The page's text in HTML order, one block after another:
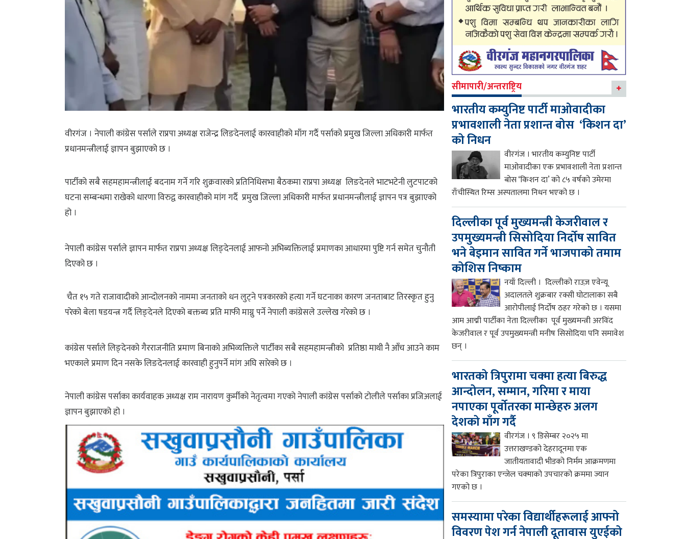
वीरगंज । नेपाली कांग्रेस पर्साले राप्रपा अध्यक्ष राजेन्द्र लिङदेनलाई कारवाहीको माँग गर्दै पर्साको प्रमुख जिल्ला अधिकारी मार्फत
प्रधानमन्त्रीलाई ज्ञापन बुझाएको छ ।
पार्टीको सबै सहमहामन्त्रीलाई बदनाम गर्ने गरि शुक्रवारको प्रतिनिधिसभा बैठकमा राप्रपा अध्यक्ष लिङदेनले भाटभटेनी लुटपाटको
घटना सम्बन्धमा राखेको धारणा विरुद्व कारवाहीको मांग गर्दै प्रमुख जिल्ला अधिकारी मार्फत प्रधानमन्त्रीलाई ज्ञापन पत्र बुझाएको
हो ।
नेपाली कांग्रेस पर्साले ज्ञापन मार्फत राप्रपा अध्यक्ष लिङ्देनलाई आफनो अभिब्यक्तिलाई प्रमाणका आधारमा पुष्टि गर्न समेत चुनौती
दिएको छ ।
चैत १५ गते राजावादीको आन्दोलनको नाममा जनताको धन लुट्ने पत्रकारको हत्या गर्ने घटनाका कारण जनताबाट तिरस्कृत हुनु
परेको बेला षडयन्त्र गर्दै लिङ्देनले दिएको बक्तब्य प्रति माफी माग्नु पर्ने नेपाली कांग्रेसले उल्लेख गरेको छ ।
कांग्रेस पर्साले लिङ्देनको गैरराजनीति प्रमाण बिनाको अभिव्यक्तिले पार्टीका सबै सहमहामन्त्रीको प्रतिष्ठा माथी नै आँच आउने काम
भएकाले प्रमाण दिन नसके लिङदेनलाई कारवाही हुनुपर्ने मांग अघि सारेको छ ।
नेपाली कांग्रेस पर्साका कार्यवाहक अध्यक्ष राम नारायण कुर्मीको नेतृत्वमा गएको नेपाली कांग्रेस पर्साको टोलीले पर्साका प्रजिअलाई
ज्ञापन बुझाएको हो ।
सीमापारी/अन्तराष्ट्रिय
भारतीय कम्युनिष्ट पार्टी माओवादीका
प्रभावशाली नेता प्रशान्त बोस ‘किशन दा’
को निधन
वीरगंज । भारतीय कम्युनिष्ट पार्टी
माओवादीका एक प्रभावशाली नेता प्रशान्त
बोस ‘किशन दा’ को ८५ वर्षको उमेरमा
राँचीस्थित रिम्स अस्पतालमा निधन भएको छ ।
दिल्लीका पूर्व मुख्यमन्त्री केजरीवाल र
उपमुख्यमन्त्री सिसोदिया निर्दोष सावित
भने बेइमान सावित गर्ने भाजपाको तमाम
कोशिस निष्काम
नयाँ दिल्ली । दिल्लीको राउज़ एवेन्यू
अदालतले शुक्रबार रक्सी घोटालाका सबै
आरोपीलाई निर्दोष ठहर गरेको छ । यसमा
आम आद्मी पार्टीका नेता दिल्लीका पूर्व मुख्यमन्त्री अरविंद
केजरीवाल र पूर्व उपमुख्यमन्त्री मनीष सिसोदिया पनि समावेश
छन् ।
भारतको त्रिपुरामा चक्मा हत्या बिरुद्ध
आन्दोलन, सम्मान, गरिमा र माया
नपाएका पूर्वोतरका मान्छेहरु अलग
देशको माँग गर्दै
वीरगंज । ९ डिसेम्बर २०२५ मा
उत्तराखण्डको देहरादूनमा एक
जातीयतावादी भीडको निर्मम आक्रमणमा
परेका त्रिपुराका एन्जेल चक्माको उपचारको क्रममा ज्यान
गएको छ ।
समस्यामा परेका विद्यार्थीहरूलाई आफ्नो
विवरण पेश गर्न नेपाली दूतावास युएईको